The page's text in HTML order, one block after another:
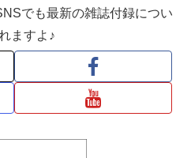
でも最新の雑誌付録につい
ますよ♪